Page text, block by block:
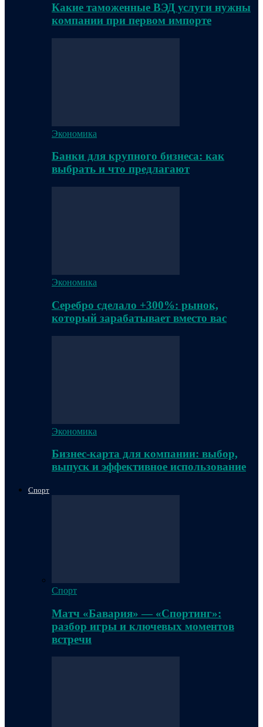
Какие таможенные ВЭД услуги нужны
компании при первом импорте
Экономика
Банки для крупного бизнеса: как
выбрать и что предлагают
Экономика
Серебро сделало +300%: рынок,
который зарабатывает вместо вас
Экономика
Бизнес-карта для компании: выбор,
выпуск и эффективное использование
Спорт
Спорт
Матч «Бавария» — «Спортинг»:
разбор игры и ключевых моментов
встречи